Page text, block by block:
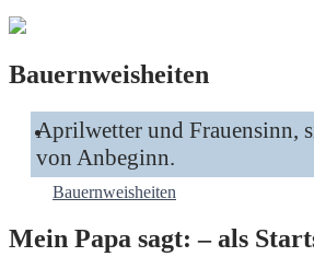
Bauernweisheiten
Aprilwetter und Frauensinn,
von Anbeginn.
Bauernweisheiten
Mein Papa sagt: – als